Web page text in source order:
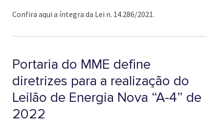
Confira aqui a íntegra da Lei n. 14.286/2021.
Portaria do MME define
diretrizes para a realização do
Leilão de Energia Nova “A-4” de
2022